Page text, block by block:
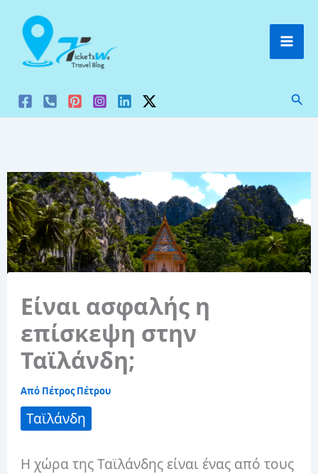
στο
περιεχόμενο
Είναι ασφαλής η
επίσκεψη στην
Ταϊλάνδη;
Από Πέτρος Πέτρου
Ταϊλάνδη
Η χώρα της Ταϊλάνδης είναι ένας από τους